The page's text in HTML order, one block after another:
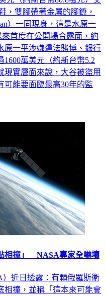
，雙腳帶著金屬的腳鐐，
）一同現身，這是水原一
首度在公開場合露面，約
原一平涉嫌違法賭博、銀行
萬美元（約新台幣5.2
現實層面來說，大谷被盜用
可能要面臨最高30年的監
相撞」 NASA專家全嚇壞
近日透露：有顆俄羅斯衛
相撞，並稱「這本來可能會